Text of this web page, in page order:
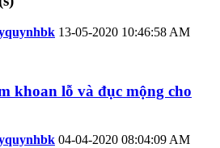
13-05-2020 10:46:58 AM
khoan lỗ và đục mộng cho
04-04-2020 08:04:09 AM